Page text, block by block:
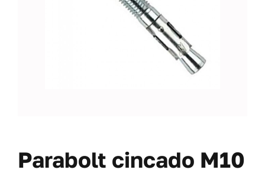
OFERTAS-PACKS
SOBRE NOSOTROS
CARRITO
Parabolt cincado M10